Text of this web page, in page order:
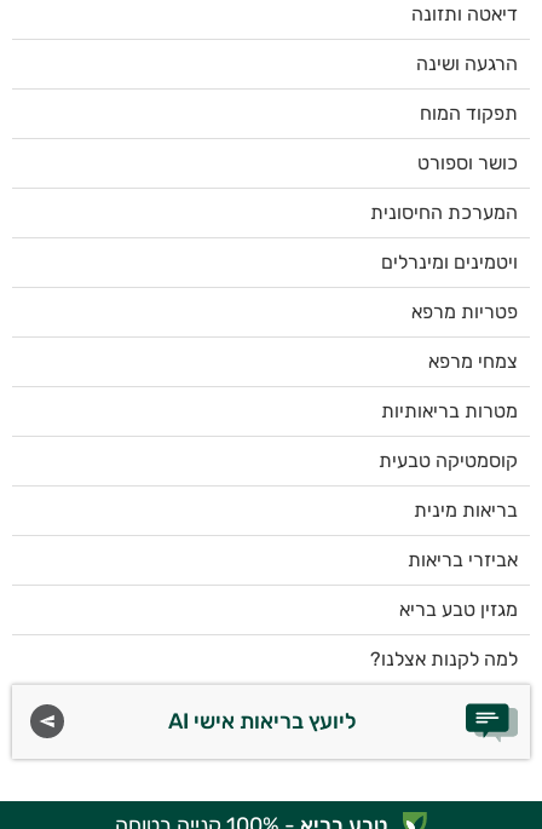
דיאטה ותזונה
הרגעה ושינה
תפקוד המוח
כושר וספורט
המערכת החיסונית
ויטמינים ומינרלים
פטריות מרפא
צמחי מרפא
מטרות בריאותיות
קוסמטיקה טבעית
בריאות מינית
אביזרי בריאות
מגזין טבע בריא
למה לקנות אצלנו?
ליועץ בריאות אישי AI